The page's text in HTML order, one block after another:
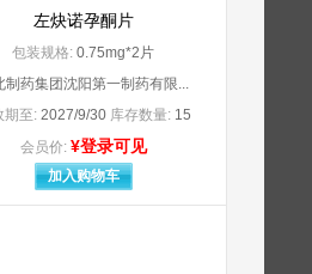
拜耳医药（上海）有限公司委托拜耳医药保健有限公司启东分公司
拜耳医药保健有限公司委托山东新华制药股份有限公司
有限公司
公司
北京海德润医药集团有限公司（原：北京海德润制药有限公司
左炔诺孕酮片
包装规格: 0.75mg*2片
制药集团沈阳第一制药有限...
期至: 2027/9/30 库存数量: 15
会员价: ¥登录可见
加入购物车